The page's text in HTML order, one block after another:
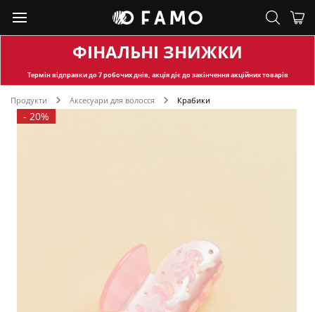
ФІНАЛЬНІ ЗНИЖКИ
Термін відправкидо 7 робочих днів, акція діє до закінчення акційних товарів
Продукти Аксесуари для волосся Крабики
- 20%